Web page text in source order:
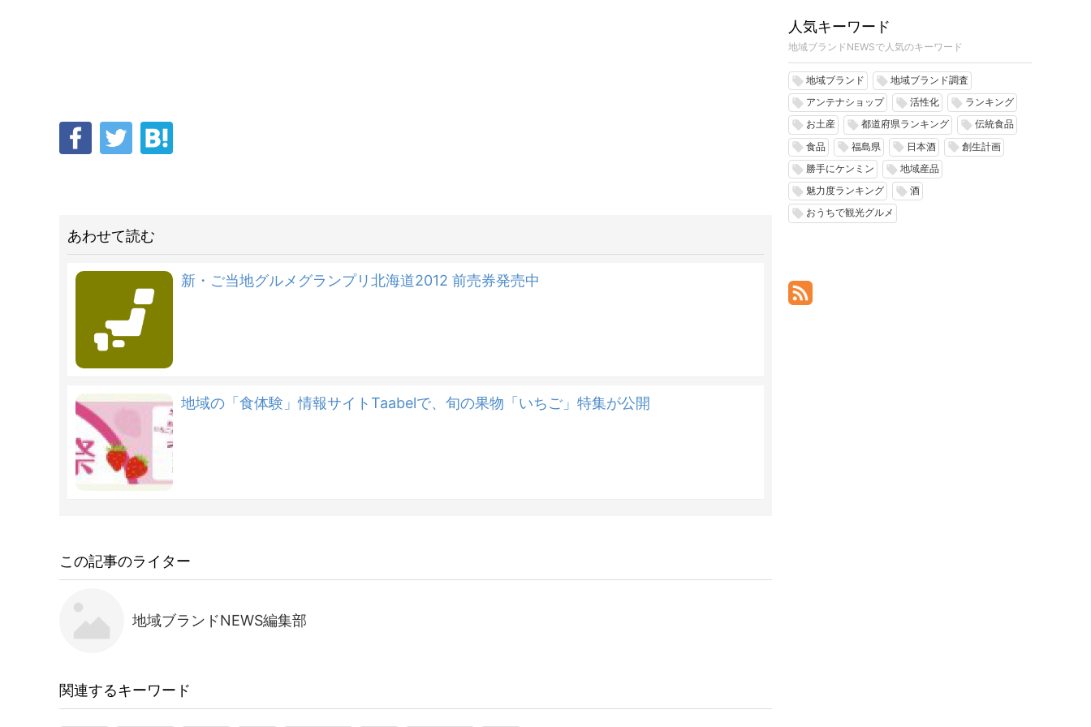
あわせて読む
新・ご当地グルメグランプリ北海道2012 前売券発売中
地域の「食体験」情報サイトTaabelで、旬の果物「いちご」特集が公開
この記事のライター
地域ブランドNEWS編集部
関連するキーワード
人気キーワード
地域ブランドNEWSで人気のキーワード
local_offer 地域ブランド local_offer 地域ブランド調査
local_offer アンテナショップ local_offer 活性化 local_offer ランキング
local_offer お土産 local_offer 都道府県ランキング local_offer 伝統食品
local_offer 食品 local_offer 福島県 local_offer 日本酒 local_offer 創生計画
local_offer 勝手にケンミン local_offer 地域産品
local_offer 魅力度ランキング local_offer 酒
local_offer おうちで観光グルメ